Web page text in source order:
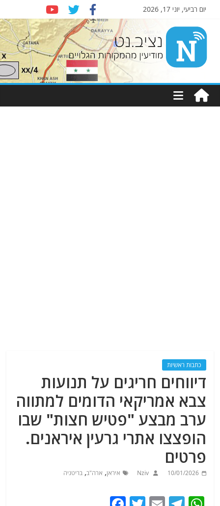
יום רביעי, יוני 17, 2026
Nziv.net
מודיעין
מהמקורות
כתבות ראשיות
דיווחים חריגים על תנועות
צבא אמריקאי הדומים למתווה
ערב מבצע "פטיש חצות" שבו
הופצצו אתרי גרעין איראנים.
פרטים
10/01/2026
Nziv איראן, ארה"ב,בריטניה